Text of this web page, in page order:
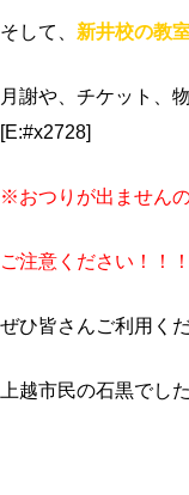
そして、 新井校の教
月謝や、チケット、
[E:#x2728]
※おつりが出ません
ご注意ください！！！
ぜひ皆さんご利用く
上越市民の石黒でし